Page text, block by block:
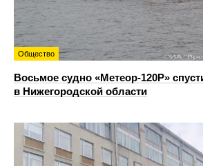
Общество
Восьмое судно «Метеор-120Р»
в Нижегородской области